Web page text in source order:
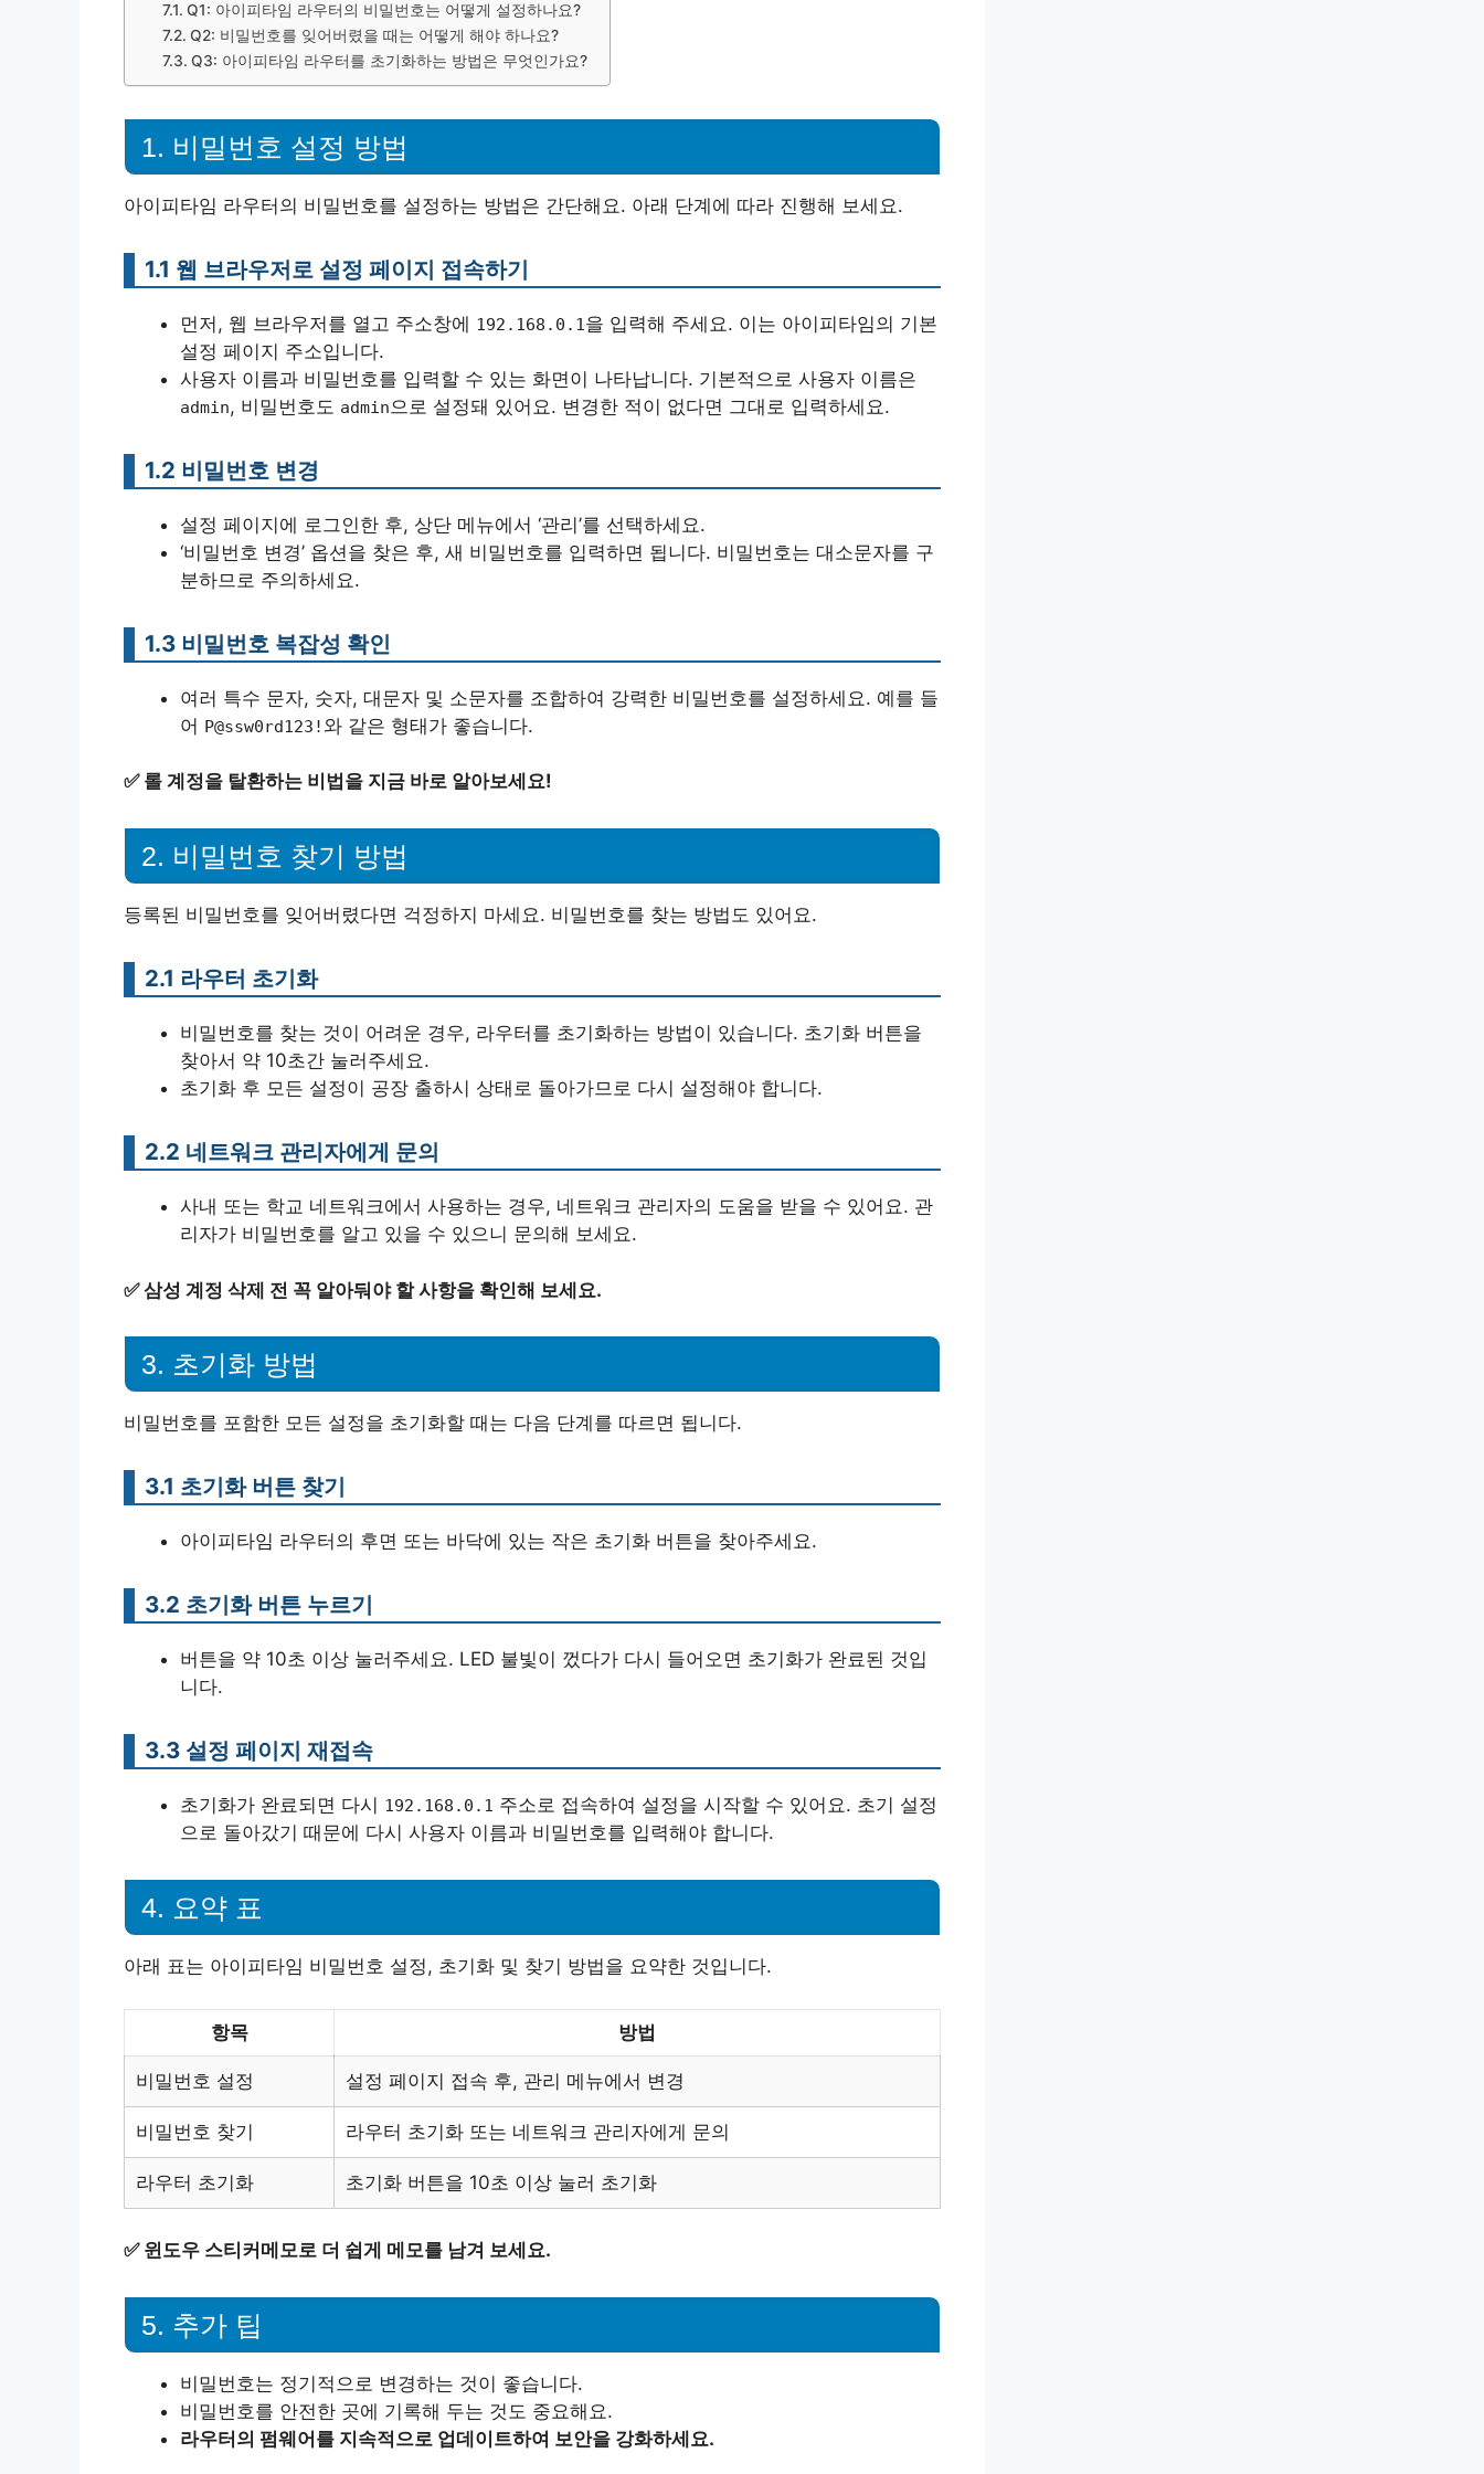
Q1: 아이피타임 라우터의 비밀번호는 어떻게 설정하나요?
Q2: 비밀번호를 잊어버렸을 때는 어떻게 해야 하나요?
Q3: 아이피타임 라우터를 초기화하는 방법은 무엇인가요?
1. 비밀번호 설정 방법
아이피타임 라우터의 비밀번호를 설정하는 방법은 간단해요. 아래 단계에 따라 진행해 보세요.
1.1 웹 브라우저로 설정 페이지 접속하기
먼저, 웹 브라우저를 열고 주소창에 192.168.0.1을 입력해 주세요. 이는 아이피타임의 기본
설정 페이지 주소입니다.
사용자 이름과 비밀번호를 입력할 수 있는 화면이 나타납니다. 기본적으로 사용자 이름은
admin, 비밀번호도 admin으로 설정돼 있어요. 변경한 적이 없다면 그대로 입력하세요.
1.2 비밀번호 변경
설정 페이지에 로그인한 후, 상단 메뉴에서 ‘관리’를 선택하세요.
‘비밀번호 변경’ 옵션을 찾은 후, 새 비밀번호를 입력하면 됩니다. 비밀번호는 대소문자를 구
분하므로 주의하세요.
1.3 비밀번호 복잡성 확인
여러 특수 문자, 숫자, 대문자 및 소문자를 조합하여 강력한 비밀번호를 설정하세요. 예를 들
어 P@ssw0rd123! 와 같은 형태가 좋습니다.
✅ 롤 계정을 탈환하는 비법을 지금 바로 알아보세요!
2. 비밀번호 찾기 방법
등록된 비밀번호를 잊어버렸다면 걱정하지 마세요. 비밀번호를 찾는 방법도 있어요.
2.1 라우터 초기화
비밀번호를 찾는 것이 어려운 경우, 라우터를 초기화하는 방법이 있습니다. 초기화 버튼을
찾아서 약 10초간 눌러주세요.
초기화 후 모든 설정이 공장 출하시 상태로 돌아가므로 다시 설정해야 합니다.
2.2 네트워크 관리자에게 문의
사내 또는 학교 네트워크에서 사용하는 경우, 네트워크 관리자의 도움을 받을 수 있어요. 관
리자가 비밀번호를 알고 있을 수 있으니 문의해 보세요.
✅삼성 계정 삭제 전 꼭 알아둬야 할 사항을 확인해 보세요.
3. 초기화 방법
비밀번호를 포함한 모든 설정을 초기화할 때는 다음 단계를 따르면 됩니다.
3.1 초기화 버튼 찾기
아이피타임 라우터의 후면 또는 바닥에 있는 작은 초기화 버튼을 찾아주세요.
3.2 초기화 버튼 누르기
버튼을 약 10초 이상 눌러주세요. LED 불빛이 껐다가 다시 들어오면 초기화가 완료된 것입
니다.
3.3 설정 페이지 재접속
초기화가 완료되면 다시 192.168.0.1 주소로 접속하여 설정을 시작할 수 있어요. 초기 설정
으로 돌아갔기 때문에 다시 사용자 이름과 비밀번호를 입력해야 합니다.
4. 요약 표
아래 표는 아이피타임 비밀번호 설정, 초기화 및 찾기 방법을 요약한 것입니다.
항목 방법
비밀번호 설정 설정 페이지 접속 후, 관리 메뉴에서 변경
비밀번호 찾기 라우터 초기화 또는 네트워크 관리자에게 문의
라우터 초기화 초기화 버튼을 10초 이상 눌러 초기화
✅ 윈도우 스티커메모로 더 쉽게 메모를 남겨 보세요.
5. 추가 팁
비밀번호는 정기적으로 변경하는 것이 좋습니다.
비밀번호를 안전한 곳에 기록해 두는 것도 중요해요.
라우터의 펌웨어를 지속적으로 업데이트하여 보안을 강화하세요.